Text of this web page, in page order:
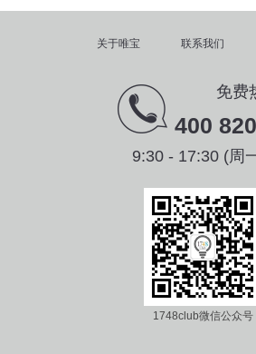
关于唯宝 联系我们
免费
400
9:30 - 17:30 (周
1748club微信公众号